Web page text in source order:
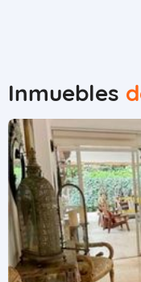
Inmuebles